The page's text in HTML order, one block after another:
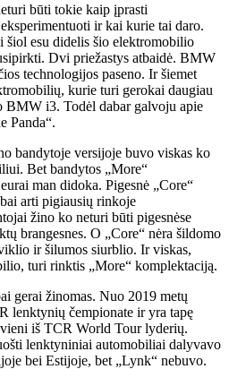
būti tokie kaip įprasti
ir kai kurie tai daro.
esu didelis šio elektromobilio
Dvi priežastys atbaidė. BMW
technologijos paseno. Ir šiemet
kurie turi gerokai daugiau
BMW i3. Todėl dabar galvoju apie
Panda“.
bandytoje versijoje buvo viskas ko
Bet bandytos „More“
man didoka. Pigesnė „Core“
arti pigiausių rinkoje
žino ko neturi būti pigesnėse
brangesnes. O „Core“ nėra šildomo
ir šilumos siurblio. Ir viskas,
turi rinktis „More“ komplektaciją.
gerai žinomas. Nuo 2019 metų
lenktynių čempionate ir yra tapę
iš TCR World Tour lyderių.
lenktyniniai automobiliai dalyvavo
bei Estijoje, bet „Lynk“ nebuvo.